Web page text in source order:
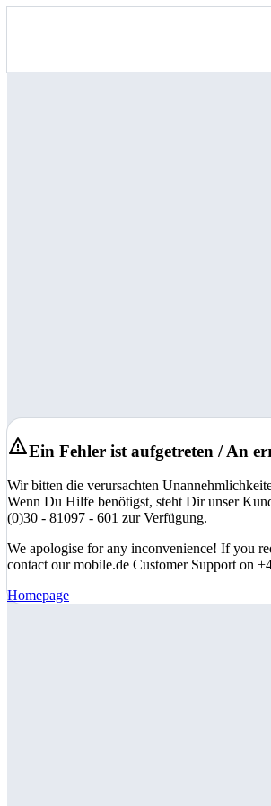
Ein Fehler ist aufgetreten / An
Wir bitten die verursachten
Wenn Du Hilfe benötigst, steht Dir unser
(0)30 - 81097 - 601 zur Verfügung.
We apologise for any inconvenience! If you
contact our mobile.de Customer Support on
Homepage